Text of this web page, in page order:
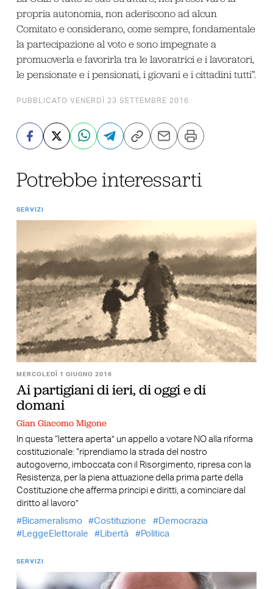
propria autonomia, non aderiscono ad alcun
Comitato e considerano, come sempre, fondamentale
la partecipazione al voto e sono impegnate a
promuoverla e favorirla tra le lavoratrici e i lavoratori,
le pensionate e i pensionati, i giovani e i cittadini tutti”.
PUBBLICATO VENERDÌ 23 SETTEMBRE 2016
Potrebbe interessarti
SERVIZI
MERCOLEDÌ 1 GIUGNO 2016
Ai partigiani di ieri, di oggi e di
domani
Gian Giacomo Migone
In questa “lettera aperta” un appello a votare NO alla riforma
costituzionale: “riprendiamo la strada del nostro
autogoverno, imboccata con il Risorgimento, ripresa con la
Resistenza, per la piena attuazione della prima parte della
Costituzione che afferma principi e diritti, a cominciare dal
diritto al lavoro”
Bicameralismo
Costituzione
Democrazia
LeggeElettorale
Libertà Politica
SERVIZI